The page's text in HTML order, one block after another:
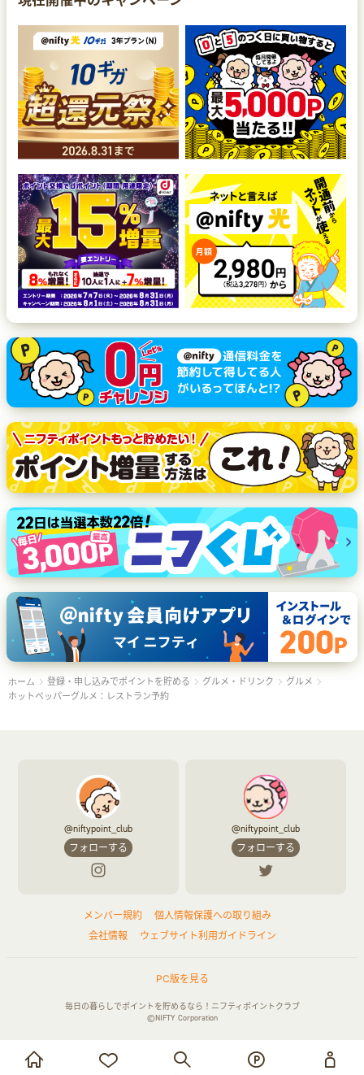
お買い物・サービス利用で貯める
ホーム 登録・申し込みでポイントを貯める グルメ・ドリンク
グルメ
ホットペッパーグルメ：レストラン予約
@niftypoint_club
フォローする
@niftypoint_club
フォローする
メンバー規約
個人情報保護への取り組み
会社情報
ウェブサイト利用ガイドライン
PC版を見る
毎日の暮らしでポイントを貯めるなら！ニフティポイントクラブ
©NIFTY Corporation